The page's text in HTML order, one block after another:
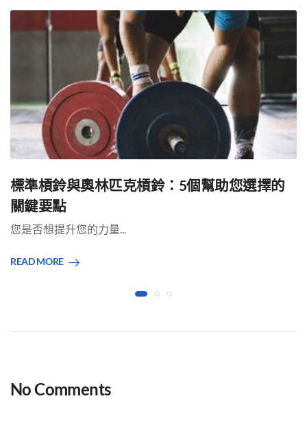
標準槓鈴與奧林匹克槓鈴：5個幫助您選擇的
關鍵要點
您是否想提升您的力量...
READ MORE
No Comments